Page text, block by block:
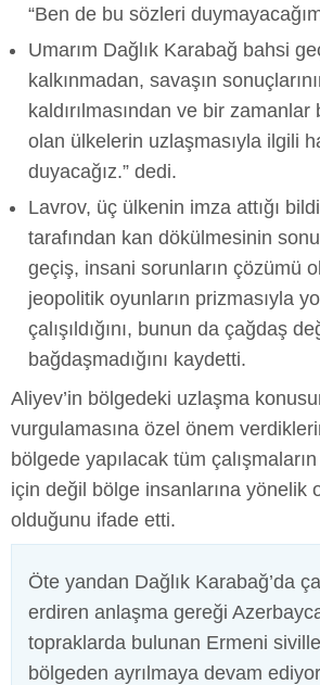
“Ben de bu sözleri
Umarım Dağlık Karabağ bahsi
kalkınmadan, savaşın
kaldırılmasından ve bir
olan ülkelerin uzlaşmasıyla ilgili
duyacağız.” dedi.
Lavrov, üç ülkenin imza attığı
tarafından kan dökülmesinin
geçiş, insani sorunların çözümü
jeopolitik oyunların prizmasıyla
çalışıldığını, bunun da çağdaş
bağdaşmadığını kaydetti.
Aliyev’in bölgedeki uzlaşma
vurgulamasına özel önem
bölgede yapılacak tüm
için değil bölge insanlarına yönelik
olduğunu ifade etti.
Öte yandan Dağlık Karabağ’da
erdiren anlaşma gereği
topraklarda bulunan Ermeni
bölgeden ayrılmaya devam